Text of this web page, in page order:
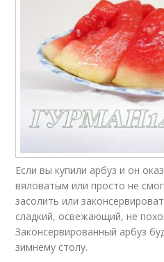
Если вы купили арбуз и он
вяловатым или просто не
засолить или
сладкий, освежающий, не
Законсервированный арбуз
зимнему столу.